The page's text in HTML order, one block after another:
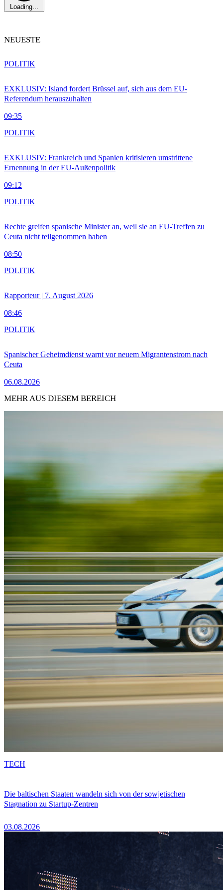
Loading...
NEUESTE
EXKLUSIV: Island fordert Brüssel auf, sich aus dem EU-
Referendum herauszuhalten
09:35
POLITIK
EXKLUSIV: Frankreich und Spanien kritisieren umstrittene
Ernennung in der EU-Außenpolitik
09:12
POLITIK
Rechte greifen spanische Minister an, weil sie an EU-Treffen zu
Ceuta nicht teilgenommen haben
08:50
POLITIK
Rapporteur | 7. August 2026
08:46
POLITIK
Spanischer Geheimdienst warnt vor neuem Migrantenstrom nach
Ceuta
06.08.2026
POLITIK
MEHR AUS DIESEM BEREICH
Die baltischen Staaten wandeln sich von der sowjetischen
Stagnation zu Startup-Zentren
03.08.2026
TECH